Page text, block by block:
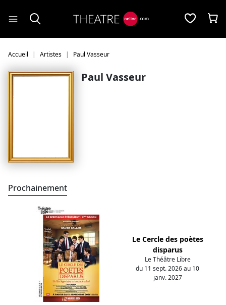
Accueil Artistes Paul Vasseur
Paul Vasseur
Prochainement
Le Cercle des poètes
disparus
Le Théâtre Libre
du 11 sept. 2026 au 10
janv. 2027